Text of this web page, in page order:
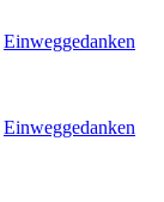
Einweggedanken
Einweggedanken